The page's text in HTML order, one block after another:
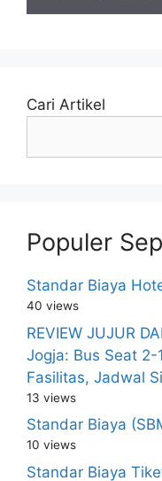
Cari Artikel
Populer
Standar Biaya
40 views
REVIEW JUJUR
Jogja: Bus Seat 2-
Fasilitas, Jadwal
13 views
Standar Biaya
10 views
Standar Biaya